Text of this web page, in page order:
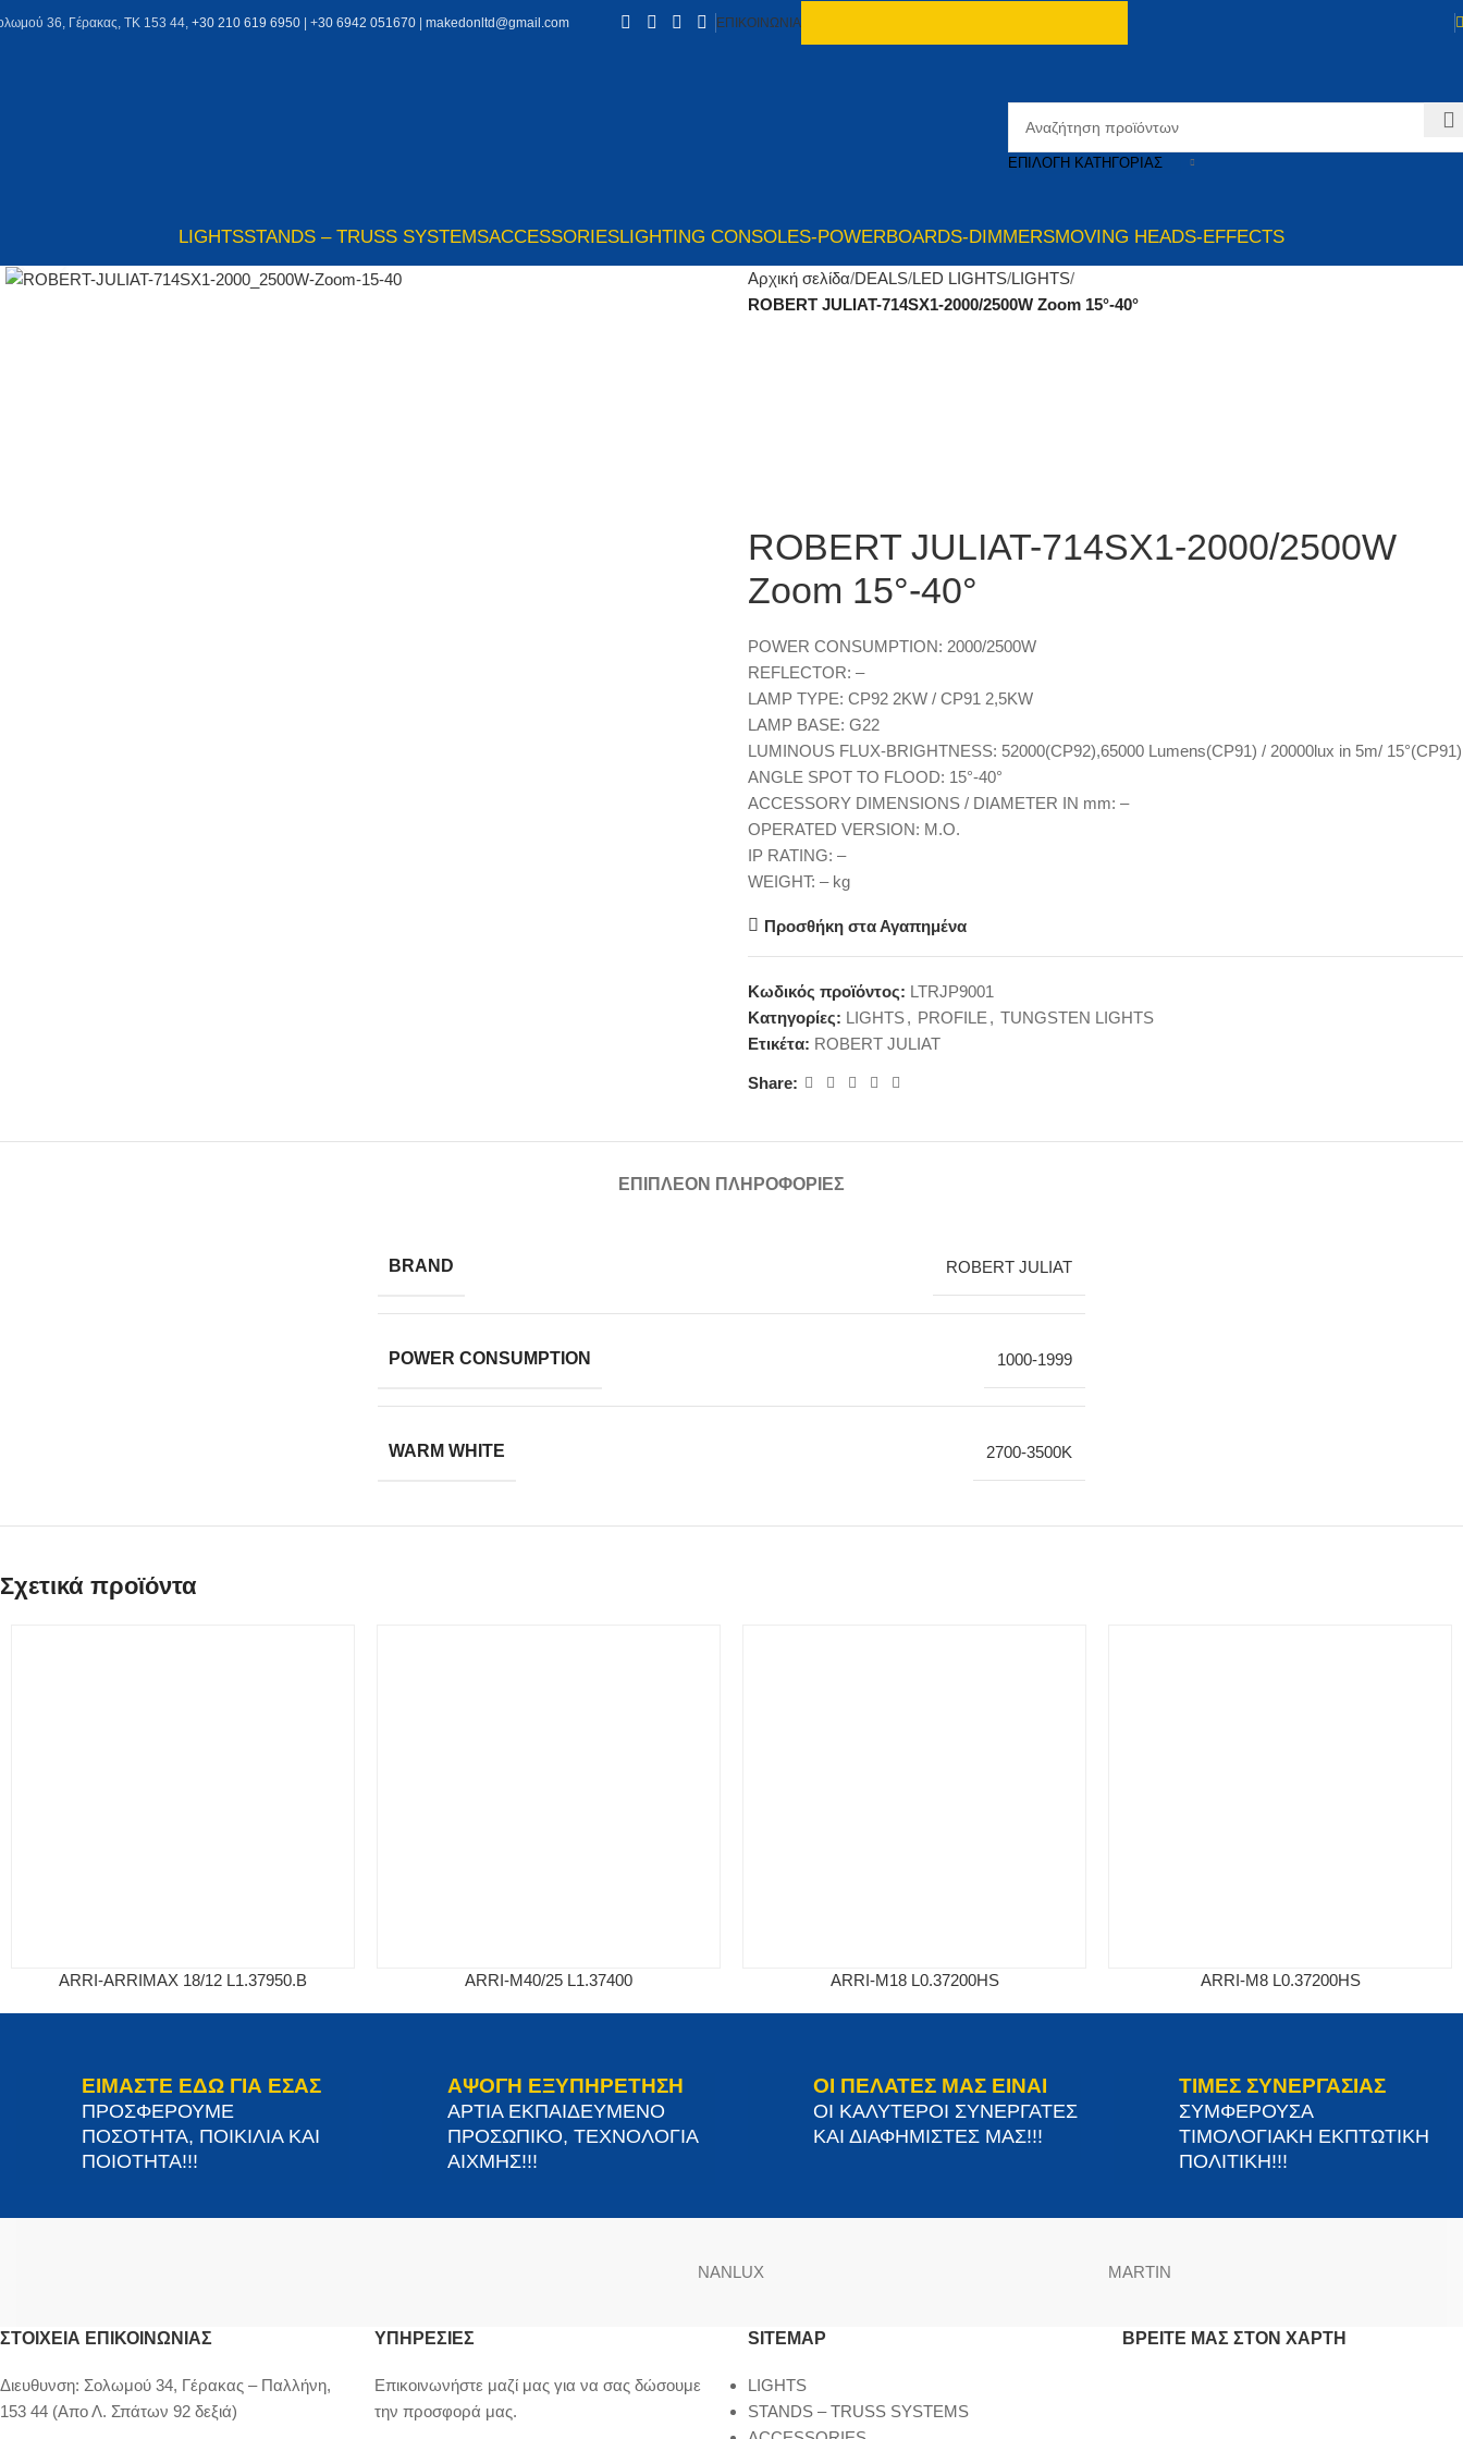
36, Γέρακας, ΤΚ 153 44, +30 210 619 6950 | +30 6942 051670 makedonltd@gmail.com ΕΠΙΚΟΙΝΩΝΙΑ
ΕΠΙΛΟΓΉ ΚΑΤΗΓΟΡΊΑΣ
LIGHTSSTANDS – TRUSS SYSTEMSACCESSORIESLIGHTING CONSOLES-POWERBOARDS-DIMMERSMOVING HEADS-EFFECTS
Αρχική σελίδα DEALS LED LIGHTS LIGHTS
ROBERT JULIAT-714SX1-2000/2500W Zoom 15°-40°
ROBERT JULIAT-714SX1-2000/2500W
Zoom 15°-40°
POWER CONSUMPTION: 2000/2500W
REFLECTOR: –
LAMP TYPE: CP92 2KW / CP91 2,5KW
LAMP BASE: G22
LUMINOUS FLUX-BRIGHTNESS: 52000(CP92),65000 Lumens(CP91) / 20000lux in 5m/ 15°(CP91)
ANGLE SPOT TO FLOOD: 15°-40°
ACCESSORY DIMENSIONS / DIAMETER IN mm: –
OPERATED VERSION: M.O.
IP RATING: –
WEIGHT: – kg
Προσθήκη στα Αγαπημένα
Κωδικός προϊόντος: LTRJP9001
Κατηγορίες: LIGHTS, PROFILE , TUNGSTEN LIGHTS
Ετικέτα: ROBERT JULIAT
Share:
ΕΠΙΠΛΈΟΝ ΠΛΗΡΟΦΟΡΊΕΣ
BRAND ROBERT JULIAT
POWER CONSUMPTION 1000-1999
WARM WHITE 2700-3500K
Σχετικά προϊόντα
ARRI-ARRIMAX 18/12 L1.37950.B ARRI-M40/25 L1.37400 ARRI-M18 L0.37200HS ARRI-M8 L0.37200HS
ΕΙΜΑΣΤΕ ΕΔΩ ΓΙΑ ΕΣΑΣ
ΠΡΟΣΦΕΡΟΥΜΕ
ΠΟΣΟΤΗΤΑ, ΠΟΙΚΙΛΙΑ ΚΑΙ
ΠΟΙΟΤΗΤΑ!!!
ΑΨΟΓΗ ΕΞΥΠΗΡΕΤΗΣΗ
ΑΡΤΙΑ ΕΚΠΑΙΔΕΥΜΕΝΟ
ΠΡΟΣΩΠΙΚΟ, ΤΕΧΝΟΛΟΓΙΑ
ΑΙΧΜΗΣ!!!
ΟΙ ΠΕΛΑΤΕΣ ΜΑΣ ΕΙΝΑΙ
ΟΙ ΚΑΛΥΤΕΡΟΙ ΣΥΝΕΡΓΑΤΕΣ
ΚΑΙ ΔΙΑΦΗΜΙΣΤΕΣ ΜΑΣ!!!
ΤΙΜΕΣ ΣΥΝΕΡΓΑΣΙΑΣ
ΣΥΜΦΕΡΟΥΣΑ
ΤΙΜΟΛΟΓΙΑΚΗ ΕΚΠΤΩΤΙΚΗ
ΠΟΛΙΤΙΚΗ!!!
NANLUX MARTIN
ΣΤΟΙΧΕΊΑ ΕΠΙΚΟΙΝΩΝΊΑΣ
Διευθυνση: Σολωμού 34, Γέρακας – Παλλήνη,
153 44 (Απο Λ. Σπάτων 92 δεξιά)
ΥΠΗΡΕΣΙΕΣ
Επικοινωνήστε μαζί μας για να σας δώσουμε
την προσφορά μας.
SITEMAP
LIGHTS
STANDS – TRUSS SYSTEMS
ΒΡΕΊΤΕ ΜΑΣ ΣΤΟΝ ΧΆΡΤΗ